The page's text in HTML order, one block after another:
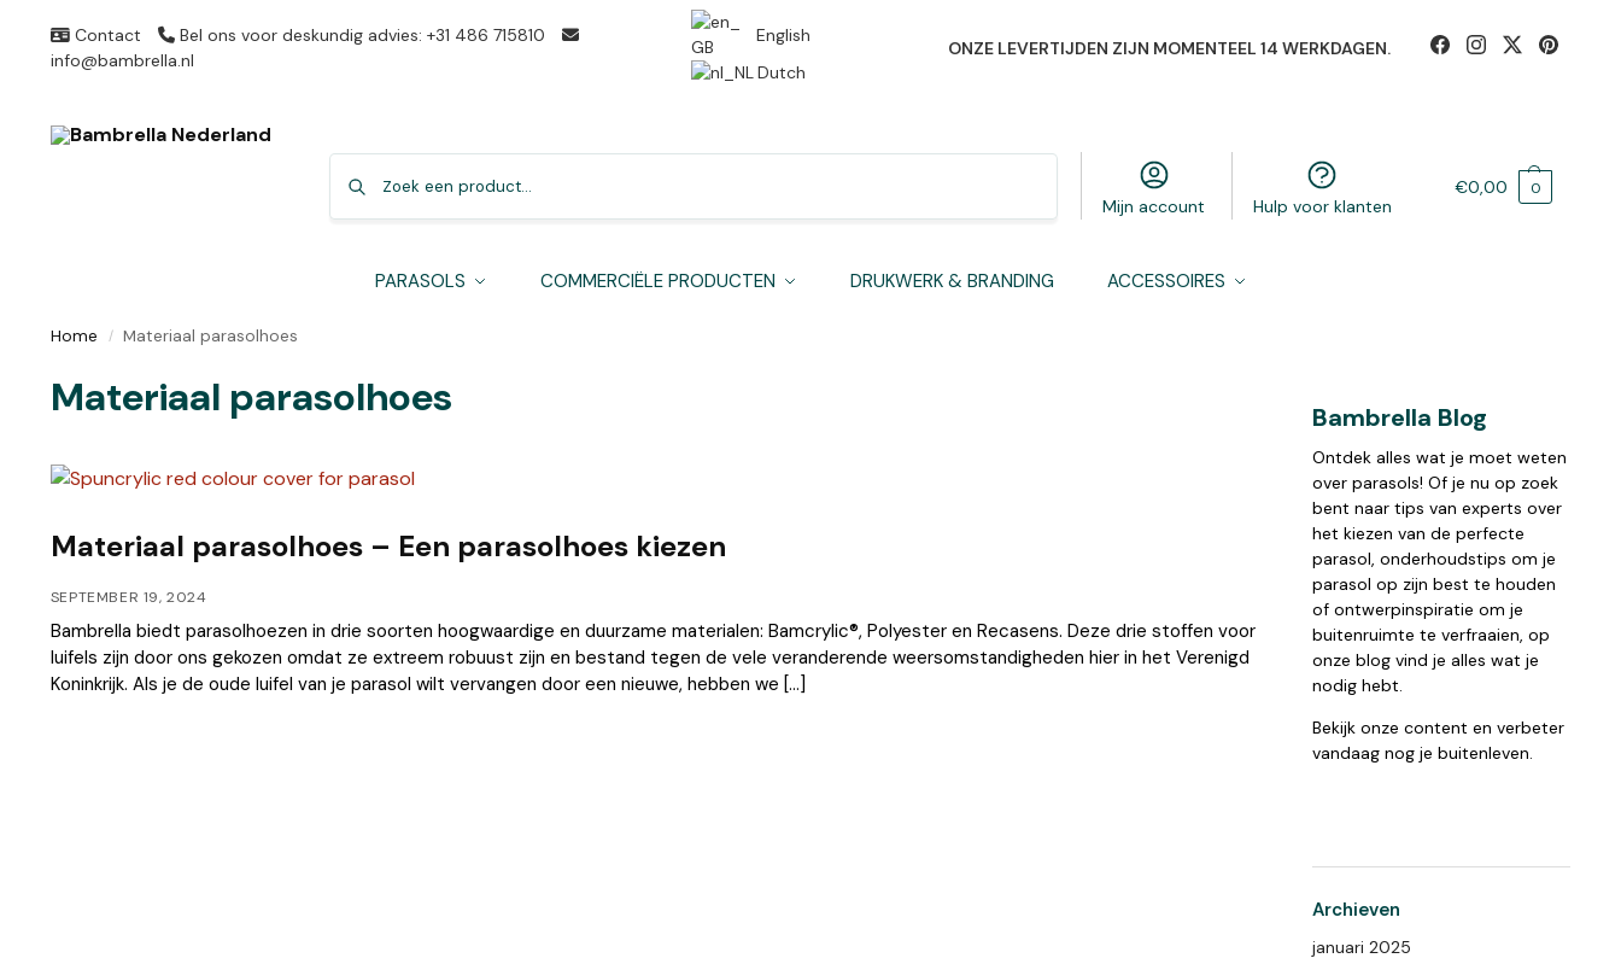
Contact
Bel ons voor deskundig advies: +31 486 715810
info@bambrella.nl
English
Dutch
ONZE LEVERTIJDEN ZIJN MOMENTEEL 14 WERKDAGEN.
Mijn account Hulp voor klanten
€0,00 0
PARASOLS COMMERCIËLE PRODUCTEN DRUKWERK & BRANDING ACCESSOIRES
Home / Materiaal parasolhoes
Materiaal parasolhoes
Materiaal parasolhoes – Een parasolhoes kiezen
SEPTEMBER 19, 2024
Bambrella biedt parasolhoezen in drie soorten hoogwaardige en duurzame materialen: Bamcrylic®, Polyester en Recasens. Deze drie stoffen voor
luifels zijn door ons gekozen omdat ze extreem robuust zijn en bestand tegen de vele veranderende weersomstandigheden hier in het Verenigd
Koninkrijk. Als je de oude luifel van je parasol wilt vervangen door een nieuwe, hebben we […]
Bambrella Blog
Ontdek alles wat je moet weten
over parasols! Of je nu op zoek
bent naar tips van experts over
het kiezen van de perfecte
parasol, onderhoudstips om je
parasol op zijn best te houden
of ontwerpinspiratie om je
buitenruimte te verfraaien, op
onze blog vind je alles wat je
nodig hebt.
Bekijk onze content en verbeter
vandaag nog je buitenleven.
Archieven
januari 2025